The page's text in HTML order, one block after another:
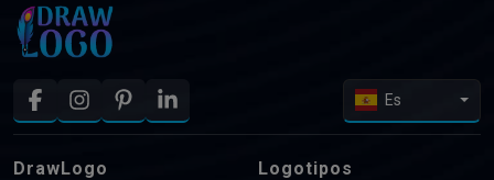
Es
DrawLogo Logotipos